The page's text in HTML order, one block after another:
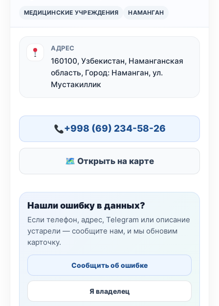
МЕДИЦИНСКИЕ УЧРЕЖДЕНИЯ НАМАНГАН
АДРЕС
160100, Узбекистан, Наманганская
область, Город: Наманган, ул.
Мустакиллик
+998 (69) 234-58-26
🗺 Открыть на карте
Нашли ошибку в данных?
Если телефон, адрес, Telegram или описание
устарели — сообщите нам, и мы обновим
карточку.
Сообщить об ошибке
Я владелец